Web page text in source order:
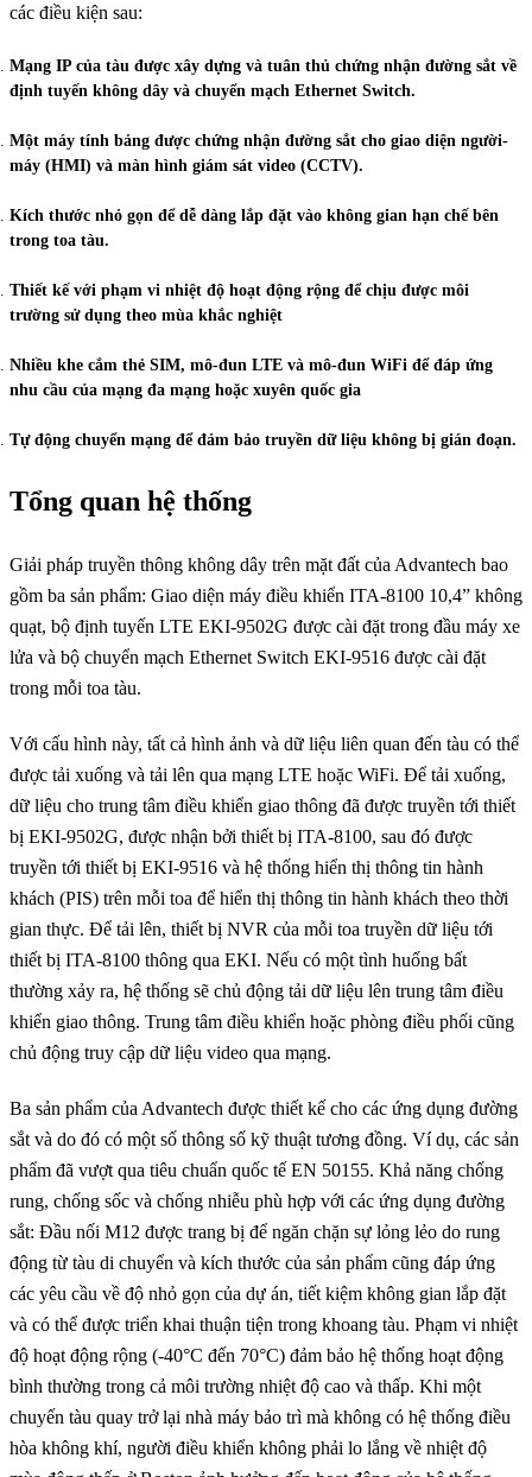
các điều kiện sau:
Mạng IP của tàu được xây dựng và tuân thủ chứng nhận đường sắt về
định tuyến không dây và chuyển mạch Ethernet Switch.
Một máy tính bảng được chứng nhận đường sắt cho giao diện người-
máy (HMI) và màn hình giám sát video (CCTV).
Kích thước nhỏ gọn để dễ dàng lắp đặt vào không gian hạn chế bên
trong toa tàu.
Thiết kế với phạm vi nhiệt độ hoạt động rộng để chịu được môi
trường sử dụng theo mùa khắc nghiệt
Nhiều khe cắm thẻ SIM, mô-đun LTE và mô-đun WiFi để đáp ứng
nhu cầu của mạng đa mạng hoặc xuyên quốc gia
Tự động chuyển mạng để đảm bảo truyền dữ liệu không bị gián đoạn.
Tổng quan hệ thống
Giải pháp truyền thông không dây trên mặt đất của Advantech bao
gồm ba sản phẩm: Giao diện máy điều khiển ITA-8100 10,4” không
quạt, bộ định tuyến LTE EKI-9502G được cài đặt trong đầu máy xe
lửa và bộ chuyển mạch Ethernet Switch EKI-9516 được cài đặt
trong mỗi toa tàu.
Với cấu hình này, tất cả hình ảnh và dữ liệu liên quan đến tàu có thể
được tải xuống và tải lên qua mạng LTE hoặc WiFi. Để tải xuống,
dữ liệu cho trung tâm điều khiển giao thông đã được truyền tới thiết
bị EKI-9502G, được nhận bởi thiết bị ITA-8100, sau đó được
truyền tới thiết bị EKI-9516 và hệ thống hiển thị thông tin hành
khách (PIS) trên mỗi toa để hiển thị thông tin hành khách theo thời
gian thực. Để tải lên, thiết bị NVR của mỗi toa truyền dữ liệu tới
thiết bị ITA-8100 thông qua EKI. Nếu có một tình huống bất
thường xảy ra, hệ thống sẽ chủ động tải dữ liệu lên trung tâm điều
khiển giao thông. Trung tâm điều khiển hoặc phòng điều phối cũng
chủ động truy cập dữ liệu video qua mạng.
Ba sản phẩm của Advantech được thiết kế cho các ứng dụng đường
sắt và do đó có một số thông số kỹ thuật tương đồng. Ví dụ, các sản
phẩm đã vượt qua tiêu chuẩn quốc tế EN 50155. Khả năng chống
rung, chống sốc và chống nhiễu phù hợp với các ứng dụng đường
sắt: Đầu nối M12 được trang bị để ngăn chặn sự lỏng lẻo do rung
động từ tàu di chuyển và kích thước của sản phẩm cũng đáp ứng
các yêu cầu về độ nhỏ gọn của dự án, tiết kiệm không gian lắp đặt
và có thể được triển khai thuận tiện trong khoang tàu. Phạm vi nhiệt
độ hoạt động rộng (-40°C đến 70°C) đảm bảo hệ thống hoạt động
bình thường trong cả môi trường nhiệt độ cao và thấp. Khi một
chuyến tàu quay trở lại nhà máy bảo trì mà không có hệ thống điều
hòa không khí, người điều khiển không phải lo lắng về nhiệt độ